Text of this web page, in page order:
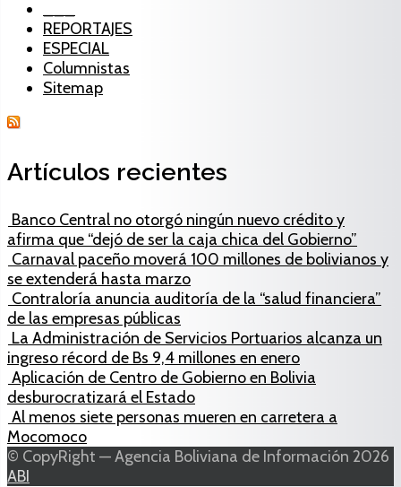
REPORTAJES
ESPECIAL
Columnistas
Sitemap
Artículos recientes
Banco Central no otorgó ningún nuevo crédito y
afirma que “dejó de ser la caja chica del Gobierno”
Carnaval paceño moverá 100 millones de bolivianos y
se extenderá hasta marzo
Contraloría anuncia auditoría de la “salud financiera”
de las empresas públicas
La Administración de Servicios Portuarios alcanza un
ingreso récord de Bs 9,4 millones en enero
Aplicación de Centro de Gobierno en Bolivia
desburocratizará el Estado
Al menos siete personas mueren en carretera a
Mocomoco
© CopyRight — Agencia Boliviana de Información 2026
ABI